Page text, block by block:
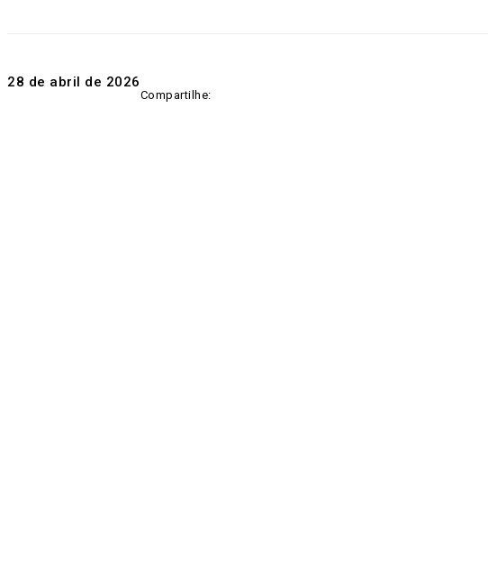
28 de abril de 2026
Compartilhe: